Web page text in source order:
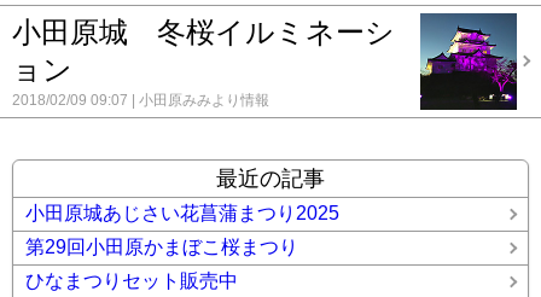
小田原城 冬桜イルミネーシ
ョン
2018/02/09 09:07 小田原みみより情報
最近の記事
小田原城あじさい花菖蒲まつり2025
第29回小田原かまぼこ桜まつり
ひなまつりセット販売中